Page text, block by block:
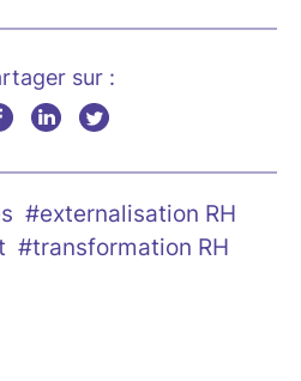
sur :
#externalisation RH
#transformation RH